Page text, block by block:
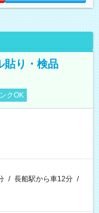
貼り・検品
クOK
/ 長船駅から車12分 /